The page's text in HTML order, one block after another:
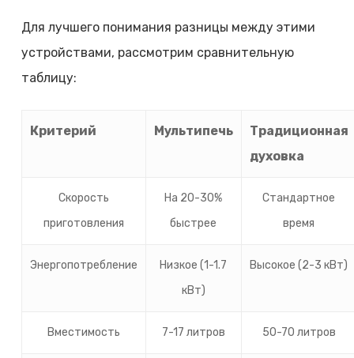
Для лучшего понимания разницы между этими
устройствами, рассмотрим сравнительную
таблицу:
Критерий Мультипечь
Традиционная
духовка
Скорость
приготовления
На 20-30%
быстрее
Стандартное
время
Энергопотребление
Низкое (1-1.7
кВт)
Высокое (2-3 кВт)
Вместимость 7-17 литров 50-70 литров